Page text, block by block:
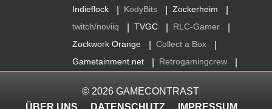
Indieflock KodyBits Zockerheim
twitch/noviiq TVGC RLC-Gamer
Zockwork Orange Collect a Box
Gametainment.net Retrogamingcrew
© 2026 GAMECONTRAST
ÜBER UNS
DATENSCHUTZ IMPRESSUM